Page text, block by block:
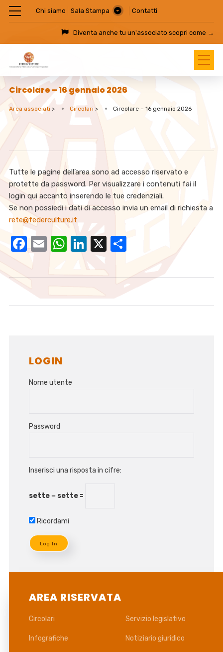
Chi siamo Sala Stampa Contatti
Diventa anche tu un'associatoscopri come →
Circolare – 16 gennaio 2026
Area associati > Circolari > Circolare – 16 gennaio 2026
Tutte le pagine dell’area sono ad accesso riservato e
protette da password. Per visualizzare i contenuti fai il
login qui accanto inserendo le tue credenziali.
Se non possiedi i dati di accesso invia un email di richiesta a
rete@federculture.it
Facebook
EmailWhatsApp
LinkedIn
X Condividi
LOGIN
Nome utente
Password
Inserisci una risposta in cifre:
sette − sette =
Ricordami
AREA RISERVATA
Circolari Servizio legislativo
Infografiche Notiziario giuridico